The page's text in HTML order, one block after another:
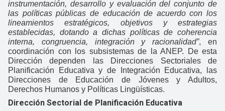
instrumentación, desarrollo y evaluación del conjunto de
las políticas públicas de educación de acuerdo con los
lineamientos estratégicos, objetivos y estrategias
establecidas, dotando a dichas políticas de coherencia
interna, congruencia, integración y racionalidad”, en
coordinación con los subsistemas de la ANEP. De esta
Dirección dependen las Direcciones Sectoriales de
Planificación Educativa y de Integración Educativa, las
Direcciones de Educación de Jóvenes y Adultos,
Derechos Humanos y Políticas Lingüísticas.
Dirección Sectorial de Planificación Educativa